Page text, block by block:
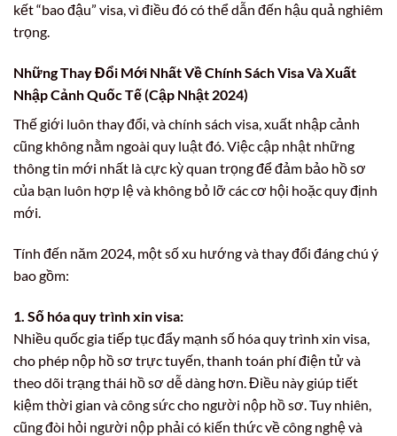
kết “bao đậu” visa, vì điều đó có thể dẫn đến hậu quả nghiêm
trọng.
Những Thay Đổi Mới Nhất Về Chính Sách Visa Và Xuất
Nhập Cảnh Quốc Tế (Cập Nhật 2024)
Thế giới luôn thay đổi, và chính sách visa, xuất nhập cảnh
cũng không nằm ngoài quy luật đó. Việc cập nhật những
thông tin mới nhất là cực kỳ quan trọng để đảm bảo hồ sơ
của bạn luôn hợp lệ và không bỏ lỡ các cơ hội hoặc quy định
mới.
Tính đến năm 2024, một số xu hướng và thay đổi đáng chú ý
bao gồm:
1. Số hóa quy trình xin visa:
Nhiều quốc gia tiếp tục đẩy mạnh số hóa quy trình xin visa,
cho phép nộp hồ sơ trực tuyến, thanh toán phí điện tử và
theo dõi trạng thái hồ sơ dễ dàng hơn. Điều này giúp tiết
kiệm thời gian và công sức cho người nộp hồ sơ. Tuy nhiên,
cũng đòi hỏi người nộp phải có kiến thức về công nghệ và